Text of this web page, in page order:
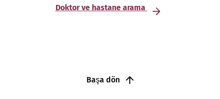
Doktor ve hastane arama
Başa dön